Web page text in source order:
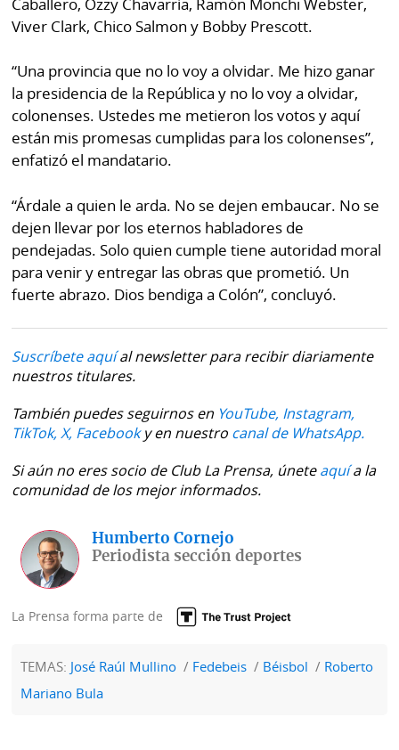
Viver Clark, Chico Salmon y Bobby Prescott.
“Una provincia que no lo voy a olvidar. Me hizo ganar
la presidencia de la República y no lo voy a olvidar,
colonenses. Ustedes me metieron los votos y aquí
están mis promesas cumplidas para los colonenses”,
enfatizó el mandatario.
“Árdale a quien le arda. No se dejen embaucar. No se
dejen llevar por los eternos habladores de
pendejadas. Solo quien cumple tiene autoridad moral
para venir y entregar las obras que prometió. Un
fuerte abrazo. Dios bendiga a Colón”, concluyó.
Suscríbete aquíal newsletter para recibir diariamente
nuestros titulares.
También puedes seguirnos en YouTube, Instagram,
TikTok, X, Facebooky en nuestro canal de WhatsApp.
Si aún no eres socio de Club La Prensa, úneteaquía la
comunidad de los mejor informados.
Humberto Cornejo
Periodista sección deportes
La Prensa forma parte de
TEMAS: José Raúl Mullino Fedebeis Béisbol
Roberto
Mariano Bula